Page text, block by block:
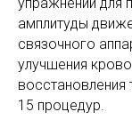
амплитуды
связочного
улучшения
восстановления
15 процедур.